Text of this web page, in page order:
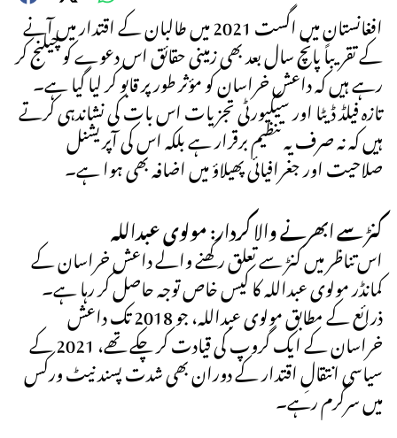
افغانستان میں اگست 2021 میں طالبان کے اقتدار میں آنے
کے تقریباً پانچ سال بعد بھی زمینی حقائق اس دعوے کو چیلنج کر
رہے ہیں کہ داعش خراسان کو مؤثر طور پر قابو کر لیا گیا ہے۔
تازہ فیلڈ ڈیٹا اور سیکیورٹی تجزیات اس بات کی نشاندہی کرتے
ہیں کہ نہ صرف یہ تنظیم برقرار ہے بلکہ اس کی آپریشنل
صلاحیت اور جغرافیائی پھیلاؤ میں اضافہ بھی ہوا ہے۔
کنڑ سے ابھرنے والا کردار: مولوی عبداللہ
اس تناظر میں کنڑ سے تعلق رکھنے والے داعش خراسان کے
کمانڈر مولوی عبداللہ کا کیس خاص توجہ حاصل کر رہا ہے۔
ذرائع کے مطابق مولوی عبداللہ، جو 2018 تک داعش
خراسان کے ایک گروپ کی قیادت کر چکے تھے، 2021 کے
سیاسی انتقالِ اقتدار کے دوران بھی شدت پسند نیٹ ورکس
میں سرگرم رہے۔